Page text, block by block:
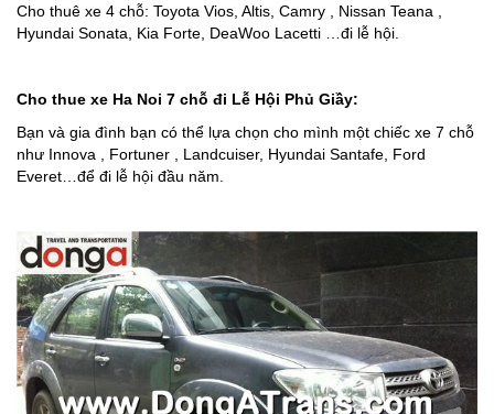
Cho thuê xe 4 chỗ: Toyota Vios, Altis, Camry , Nissan Teana ,
Hyundai Sonata, Kia Forte, DeaWoo Lacetti …đi lễ hội.
Cho thue xe Ha Noi 7 chỗ đi Lễ Hội Phủ Giầy:
Bạn và gia đình bạn có thể lựa chọn cho mình một chiếc xe 7 chỗ
như Innova , Fortuner , Landcuiser, Hyundai Santafe, Ford
Everet…để đi lễ hội đầu năm.